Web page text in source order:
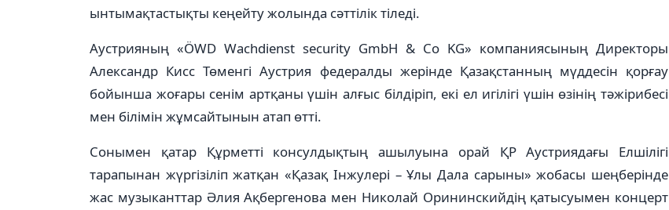
ынтымақтастықты кеңейту жолында сәттілік тіледі.
Аустрияның «ÖWD Wachdienst security GmbH & Co KG» компаниясының Директоры
Александр Кисс Төменгі Аустрия федералды жерінде Қазақстанның мүддесін қорғау
бойынша жоғары сенім артқаны үшін алғыс білдіріп, екі ел игілігі үшін өзінің тәжірибесі
мен білімін жұмсайтынын атап өтті.
Сонымен қатар Құрметті консулдықтың ашылуына орай ҚР Аустриядағы Елшілігі
тарапынан жүргізіліп жатқан «Қазақ Інжулері – Ұлы Дала cарыны» жобасы шеңберінде
жас музыканттар Әлия Ақбергенова мен Николай Орининскийдің қатысуымен концерт